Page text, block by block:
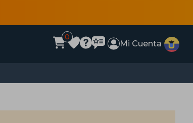
0
Mi Cuenta